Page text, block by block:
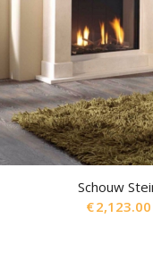
Schouw
€2,123.00